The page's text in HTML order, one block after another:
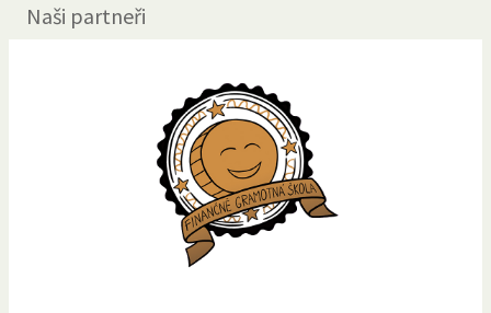
Naši partneři